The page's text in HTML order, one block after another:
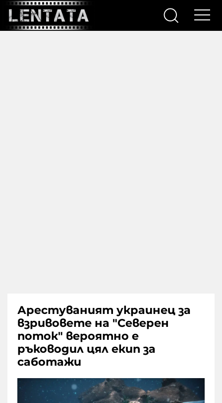
Арестуваният украинец за
взривовете на "Северен
поток" вероятно е
ръководил цял екип за
саботажи